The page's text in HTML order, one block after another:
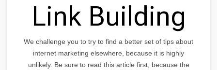
Link Building
We challenge you to try to find a better set of tips about
internet marketing elsewhere, because it is highly
unlikely. Be sure to read this article first, because the